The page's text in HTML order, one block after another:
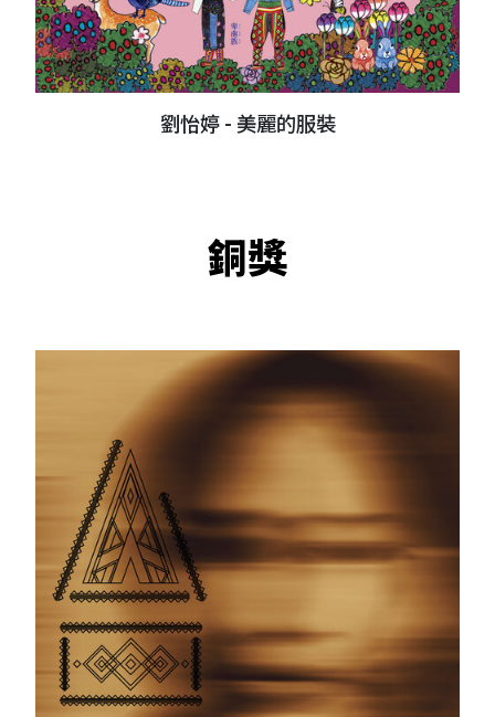
劉怡婷 - 美麗的服裝
銅獎